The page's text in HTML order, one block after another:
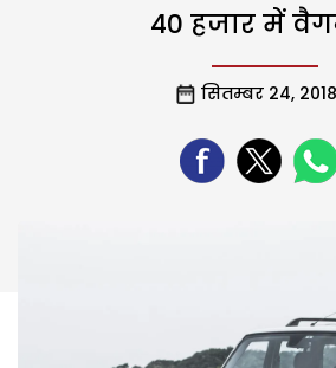
40 हजार में
सितम्बर 24, 2018